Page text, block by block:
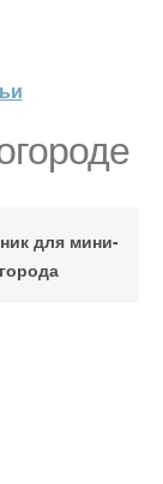
для мини-